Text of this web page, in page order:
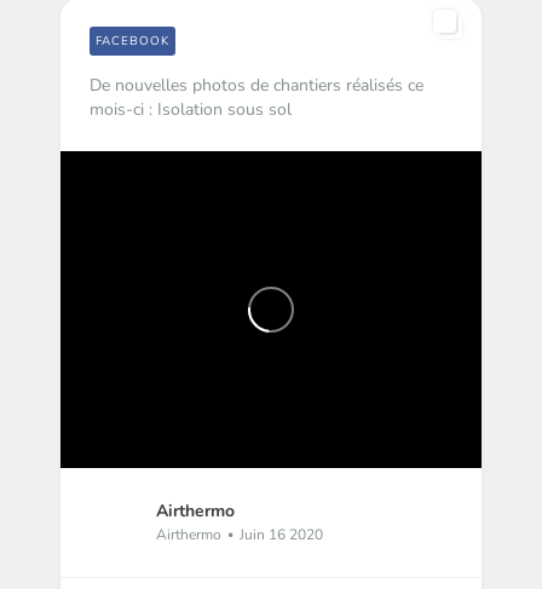
De nouvelles photos de chantiers réalisés ce
mois-ci : Isolation sous sol
Airthermo
Airthermo Juin 16 2020
FACEBOOK